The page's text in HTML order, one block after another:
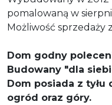
pomalowaną w
Możliwość sprzedaży
Dom godny
Budowany "dla
Dom posiada z tyłu
ogród oraz góry.